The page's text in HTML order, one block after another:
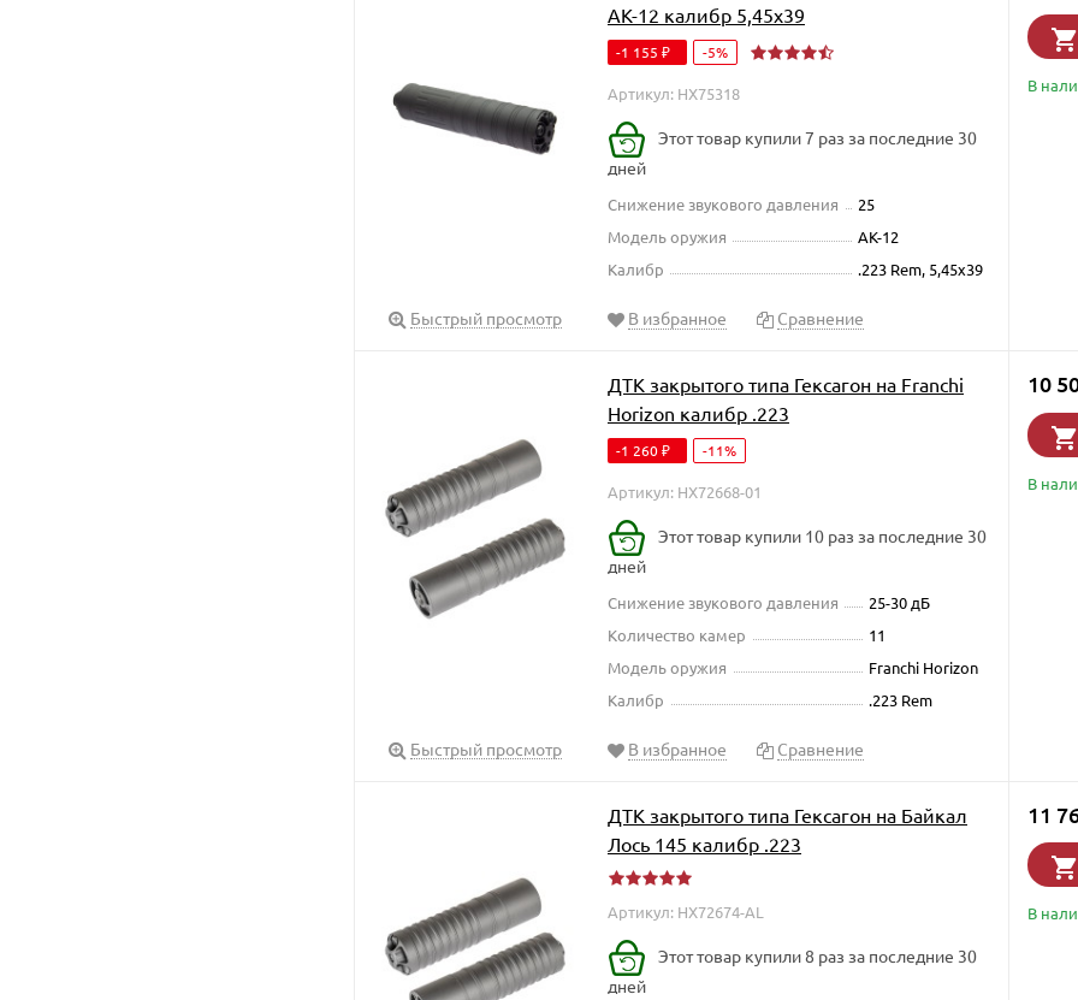
АК-12 калибр 5,45х39
-1 155 -5%
Артикул: HX75318
Этот товар купили 7 раз за последние 30
дней
Снижение звукового давления
25
Модель оружия
АК-12
Калибр
.223 Rem, 5,45x39
В
Быстрый просмотр В избранное Сравнение
ДТК закрытого типа Гексагон на Franchi
Horizon калибр .223
-1 260 -11%
Артикул: HX72668-01
Этот товар купили 10 раз за последние 30
дней
Снижение звукового давления
25-30 дБ
Количество камер
11
Модель оружия
Franchi Horizon
Калибр
.223 Rem
10
В
Быстрый просмотр В избранное Сравнение
ДТК закрытого типа Гексагон на Байкал
Лось 145 калибр .223
Артикул: HX72674-AL
Этот товар купили 8 раз за последние 30
дней
11
В